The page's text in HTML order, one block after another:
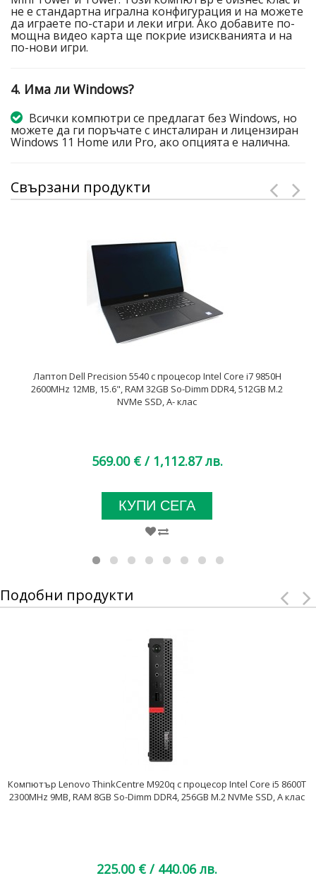
не е стандартна игрална конфигурация и на можете
да играете по-стари и леки игри. Ако добавите по-
мощна видео карта ще покрие изискванията и на
по-нови игри.
4. Има ли Windows?
Всички компютри се предлагат без Windows, но
можете да ги поръчате с инсталиран и лицензиран
Windows 11 Home или Pro, ако опцията е налична.
Свързани продукти
Лаптоп Dell Precision 5540 с процесор Intel Core i7 9850H
2600MHz 12MB, 15.6", RAM 32GB So-Dimm DDR4, 512GB M.2
NVMe SSD, A- клас
569.00 €/ 1,112.87 лв.
КУПИ СЕГА
Подобни продукти
Компютър Lenovo ThinkCentre M920q с процесор Intel Core i5 8600T
2300MHz 9MB, RAM 8GB So-Dimm DDR4, 256GB M.2 NVMe SSD, A клас
225.00 € / 440.06 лв.